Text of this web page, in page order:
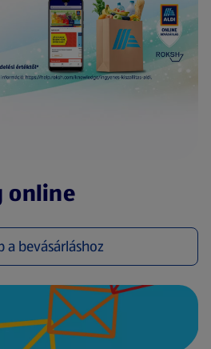
online
a bevásárláshoz
(új oldalon nyílik meg)